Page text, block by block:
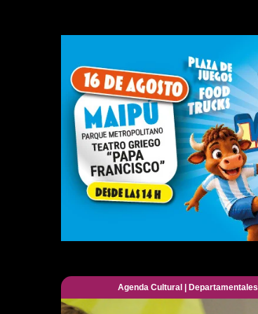
Agenda Cultural |Departamentales